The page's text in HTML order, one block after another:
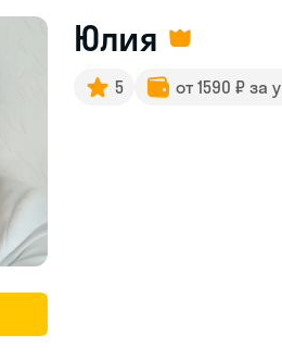
Юлия
5 от 1590 ₽ за